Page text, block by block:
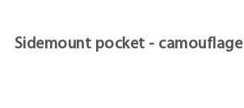
Sidemount pocket - camouflage